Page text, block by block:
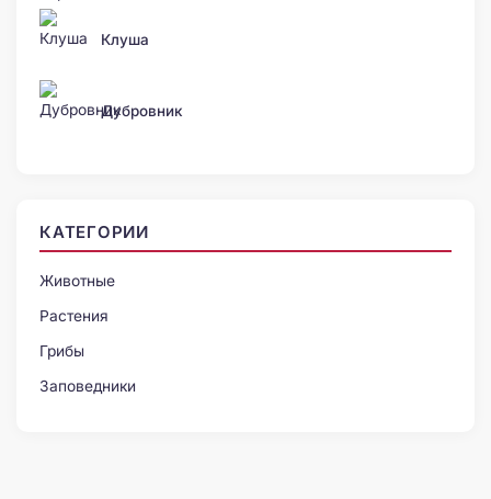
Клуша
Дубровник
КАТЕГОРИИ
Животные
Растения
Грибы
Заповедники